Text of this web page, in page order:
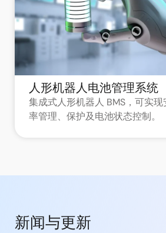
人形机器人电池管理系统
集成式人形机器人 BMS，可实
率管理、保护及电池状态控制。
新闻与更新